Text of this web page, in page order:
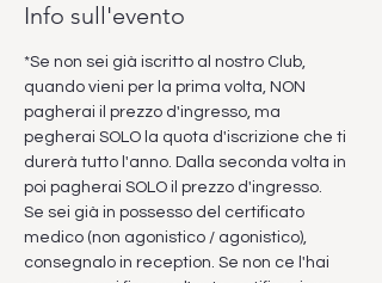
Info sull'evento
*Se non sei già iscritto al nostro Club,
quando vieni per la prima volta, NON
pagherai il prezzo d'ingresso, ma
pegherai SOLO la quota d'iscrizione che ti
durerà tutto l'anno. Dalla seconda volta in
poi pagherai SOLO il prezzo d'ingresso.
Se sei già in possesso del certificato
medico (non agonistico / agonistico),
consegnalo in reception. Se non ce l'hai